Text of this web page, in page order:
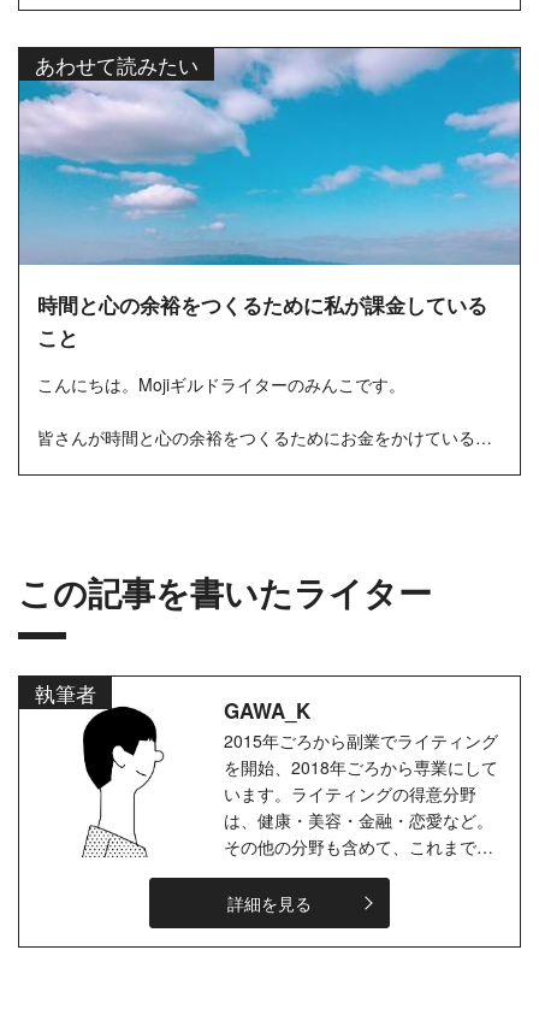
あわせて読みたい
時間と心の余裕をつくるために私が課金している
こと
こんにちは。Mojiギルドライターのみんこです。
皆さんが時間と心の余裕をつくるためにお金をかけているこ
この記事を書いたライター
執筆者
GAWA_K
2015年ごろから副業でライティング
を開始、2018年ごろから専業にして
います。ライティングの得意分野
は、健康・美容・金融・恋愛など。
その他の分野も含めて、これまでに
数百件の記事作成をしてきました。
趣味は音楽・格闘技鑑賞なので、そ
の手...
詳細を見る